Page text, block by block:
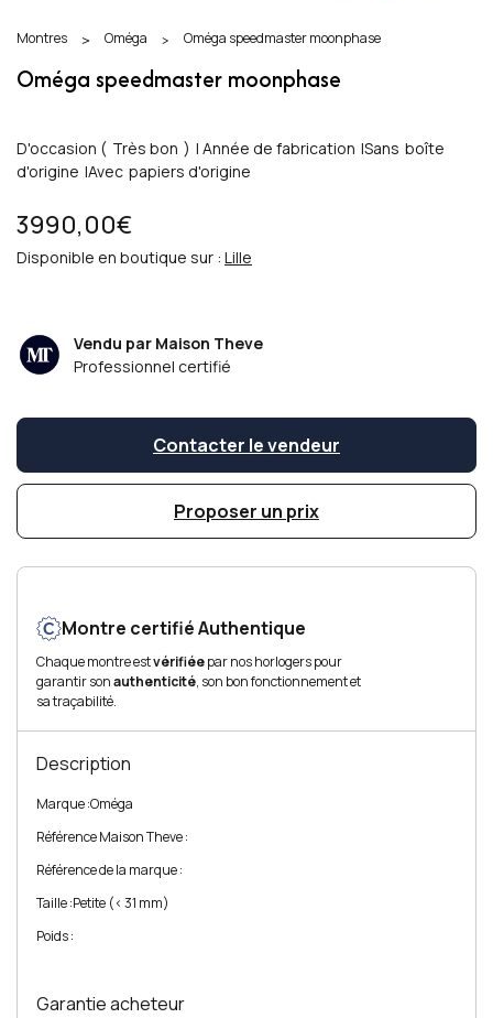
Montres > Oméga > Oméga speedmaster moonphase
Oméga speedmaster moonphase
D'occasion ( Très bon ) | Année de fabrication |Sans boîte
d'origine |Avec papiers d'origine
3990,00€
Disponible en boutique sur : Lille
Vendu par Maison Theve
Professionnel certifié
Contacter le vendeur
Proposer un prix
Montre certifié Authentique
Chaque montre estvérifiéepar nos horlogers pour
garantir sonauthenticité, son bon fonctionnement et
sa traçabilité.
Description
Marque :Oméga
Référence Maison Theve :
Référence de la marque :
Taille :Petite (< 31 mm)
Poids :
Garantie acheteur